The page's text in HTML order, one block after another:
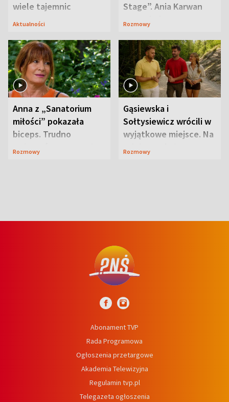
wiele tajemnic
Aktualności
Stage”. Ania Karwan
zapowiada
Rozmowy
Anna z „Sanatorium
miłości” pokazała
biceps. Trudno
uwierzyć, co przeszła
Rozmowy
Gąsiewska i
Sołtysiewicz wrócili w
wyjątkowe miejsce. Na
szlaku czekał
Rozmowy
Abonament TVP
Rada Programowa
Ogłoszenia przetargowe
Akademia Telewizyjna
Regulamin tvp.pl
Telegazeta ogłoszenia